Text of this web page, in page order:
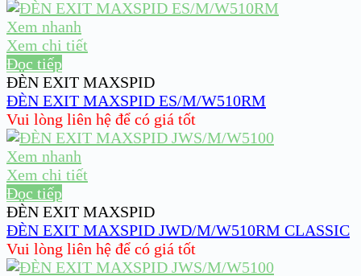
Xem nhanh
Xem chi tiết
Đọc tiếp
ĐÈN EXIT MAXSPID
ĐÈN EXIT MAXSPID ES/M/W510RM
Vui lòng liên hệ để có giá tốt
Xem nhanh
Xem chi tiết
Đọc tiếp
ĐÈN EXIT MAXSPID
ĐÈN EXIT MAXSPID JWD/M/W510RM CLASSIC
Vui lòng liên hệ để có giá tốt